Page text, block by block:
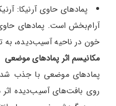
پمادهای حاوی آرنیکا:
آرام‌بخش است. پمادهای
خون در ناحیه آسیب‌دیده،
مکانیسم اثر پمادهای موضعی
پمادهای موضعی با جذب
روی بافت‌های آسیب‌دیده اثر